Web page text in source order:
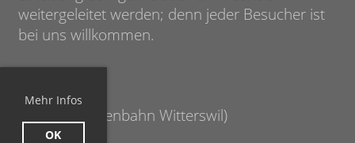
Mehr Infos
OK
weitergeleitet werden; denn jeder Besucher ist
bei uns willkommen.
Die EiWis (Eisenbahn Witterswil)